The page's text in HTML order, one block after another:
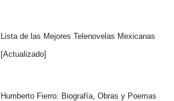
Lista de las Mejores Telenovelas Mexicanas
[Actualizado]
Humberto Fierro: Biografía, Obras y Poemas